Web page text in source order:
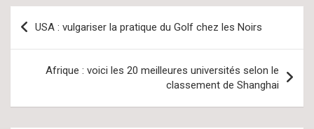
Navigation
de
l’article
USA : vulgariser la pratique du Golf chez les Noirs
Afrique : voici les 20 meilleures universités selon le
classement de Shanghai